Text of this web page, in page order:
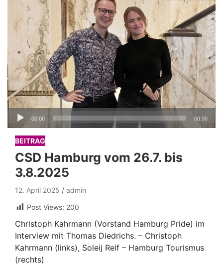
Audio-
Player
00:00 00:00
BEITRAG
CSD Hamburg vom 26.7. bis
3.8.2025
12. April 2025
admin
Post Views: 200
Christoph Kahrmann (Vorstand Hamburg Pride) im
Interview mit Thomas Diedrichs. – Christoph
Kahrmann (links), Soleij Reif – Hamburg Tourismus
(rechts)